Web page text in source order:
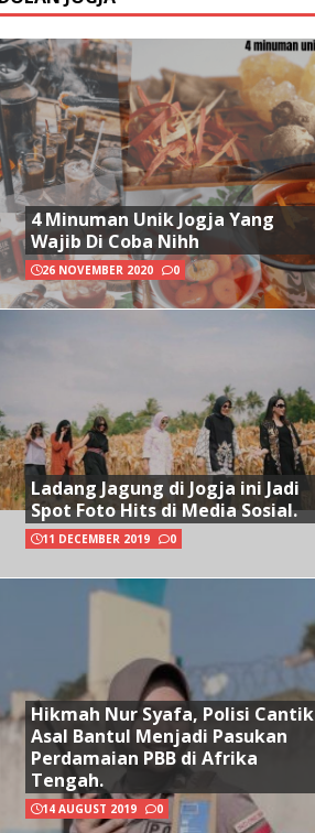
4 Minuman Unik Jogja Yang
Wajib Di Coba Nihh
26 NOVEMBER 2020 0
Ladang Jagung di Jogja ini Jadi
Spot Foto Hits di Media Sosial.
11 DECEMBER 2019 0
Hikmah Nur Syafa, Polisi Cantik
Asal Bantul Menjadi Pasukan
Perdamaian PBB di Afrika
Tengah.
14 AUGUST 2019 0